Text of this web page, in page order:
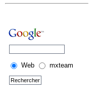
Web mxteam